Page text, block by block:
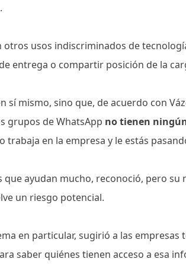
otros usos indiscriminados de
entrega o compartir posición de la
sí mismo, sino que, de acuerdo con
grupos de WhatsApp no tienen
trabaja en la empresa y le estás
que ayudan mucho, reconoció, pero
un riesgo potencial.
en particular, sugirió a las
saber quiénes tienen acceso a esa